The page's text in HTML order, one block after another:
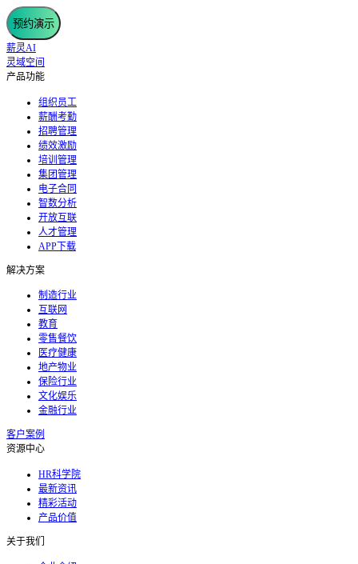
预约演示
薪灵AI
灵域空间
产品功能
组织员工
薪酬考勤
招聘管理
绩效激励
培训管理
集团管理
电子合同
智数分析
开放互联
人才管理
APP下载
解决方案
制造行业
互联网
教育
零售餐饮
医疗健康
地产物业
保险行业
文化娱乐
金融行业
客户案例
资源中心
HR科学院
最新资讯
精彩活动
产品价值
关于我们